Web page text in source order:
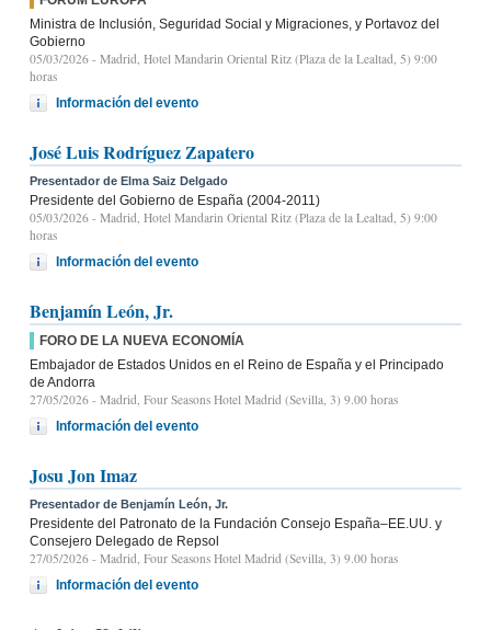
Ministra de Inclusión, Seguridad Social y Migraciones, y Portavoz del
Gobierno
05/03/2026 - Madrid, Hotel Mandarin Oriental Ritz (Plaza de la Lealtad, 5) 9:00
horas
Información del evento
José Luis Rodríguez Zapatero
Presentador de Elma Saiz Delgado
Presidente del Gobierno de España (2004-2011)
05/03/2026 - Madrid, Hotel Mandarin Oriental Ritz (Plaza de la Lealtad, 5) 9:00
horas
Información del evento
Benjamín León, Jr.
FORO DE LA NUEVA ECONOMÍA
Embajador de Estados Unidos en el Reino de España y el Principado
de Andorra
27/05/2026 - Madrid, Four Seasons Hotel Madrid (Sevilla, 3) 9.00 horas
Información del evento
Josu Jon Imaz
Presentador de Benjamín León, Jr.
Presidente del Patronato de la Fundación Consejo España–EE.UU. y
Consejero Delegado de Repsol
27/05/2026 - Madrid, Four Seasons Hotel Madrid (Sevilla, 3) 9.00 horas
Información del evento